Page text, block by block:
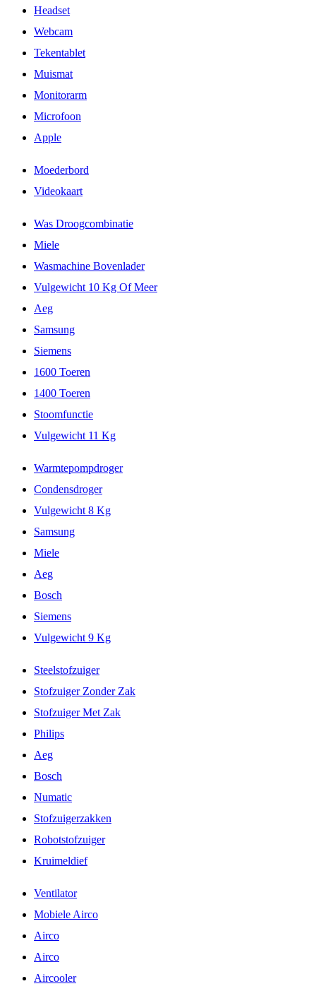
Headset
Webcam
Tekentablet
Muismat
Monitorarm
Microfoon
Apple
Moederbord
Videokaart
Was Droogcombinatie
Miele
Wasmachine Bovenlader
Vulgewicht 10 Kg Of Meer
Aeg
Samsung
Siemens
1600 Toeren
1400 Toeren
Stoomfunctie
Vulgewicht 11 Kg
Warmtepompdroger
Condensdroger
Vulgewicht 8 Kg
Samsung
Miele
Aeg
Bosch
Siemens
Vulgewicht 9 Kg
Steelstofzuiger
Stofzuiger Zonder Zak
Stofzuiger Met Zak
Philips
Aeg
Bosch
Numatic
Stofzuigerzakken
Robotstofzuiger
Kruimeldief
Ventilator
Mobiele Airco
Airco
Airco
Aircooler